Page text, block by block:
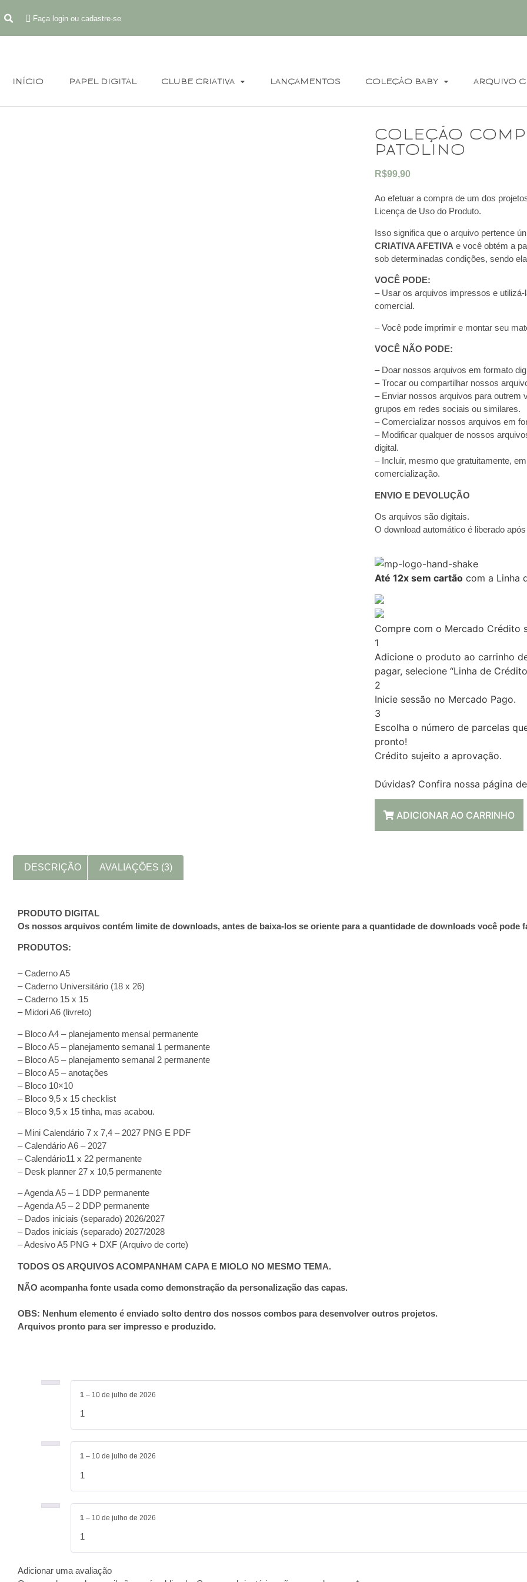
Faça login ou cadastre-se
INÍCIO PAPEL DIGITAL CLUBE CRIATIVA LANÇAMENTOS COLEÇÃO BABY ARQUIVO
coleção
patolino
R$99,90
Ao efetuar a compra de um dos
Licença de Uso do Produto.
Isso significa que o arquivo pertence
CRIATIVA AFETIVA e você obtém a
sob determinadas condições, sendo
VOCÊ PODE:
– Usar os arquivos impressos e
comercial.
– Você pode imprimir e montar seu
VOCÊ NÃO PODE:
– Doar nossos arquivos em formato
– Trocar ou compartilhar nossos
– Enviar nossos arquivos para outrem
grupos em redes sociais ou similares.
– Comercializar nossos arquivos em
– Modificar qualquer de nossos
digital.
– Incluir, mesmo que gratuitamente,
comercialização.
ENVIO E DEVOLUÇÃO
Os arquivos são digitais.
O download automático é liberado
Até 12x sem cartãocom a Linha
Compre com o Mercado Crédito
1
Adicione o produto ao carrinho
pagar, selecione “Linha de
2
Inicie sessão no Mercado Pago.
3
Escolha o número de parcelas
pronto!
Crédito sujeito a aprovação.
Dúvidas? Confira nossa página de
ADICIONAR AO CARRINHO
DESCRIÇÃO AVALIAÇÕES (3)
PRODUTO DIGITAL
Os nossos arquivos contém limite de downloads, antes de baixa-los se oriente para a quantidade de downloads você pode
PRODUTOS:
– Caderno A5
– Caderno Universitário (18 x 26)
– Caderno 15 x 15
– Midori A6 (livreto)
– Bloco A4 – planejamento mensal permanente
– Bloco A5 – planejamento semanal 1 permanente
– Bloco A5 – planejamento semanal 2 permanente
– Bloco A5 – anotações
– Bloco 10×10
– Bloco 9,5 x 15 checklist
– Bloco 9,5 x 15 tinha, mas acabou.
– Mini Calendário 7 x 7,4 – 2027 PNG E PDF
– Calendário A6 – 2027
– Calendário11 x 22 permanente
– Desk planner 27 x 10,5 permanente
– Agenda A5 – 1 DDP permanente
– Agenda A5 – 2 DDP permanente
– Dados iniciais (separado) 2026/2027
– Dados iniciais (separado) 2027/2028
– Adesivo A5 PNG + DXF (Arquivo de corte)
TODOS OS ARQUIVOS ACOMPANHAM CAPA E MIOLO NO MESMO TEMA.
NÃO acompanha fonte usada como demonstração da personalização das capas.
OBS: Nenhum elemento é enviado solto dentro dos nossos combos para desenvolver outros projetos.
Arquivos pronto para ser impresso e produzido.
1 – 10 de julho de 2026
1
1 – 10 de julho de 2026
1
1 – 10 de julho de 2026
1
Adicionar uma avaliação